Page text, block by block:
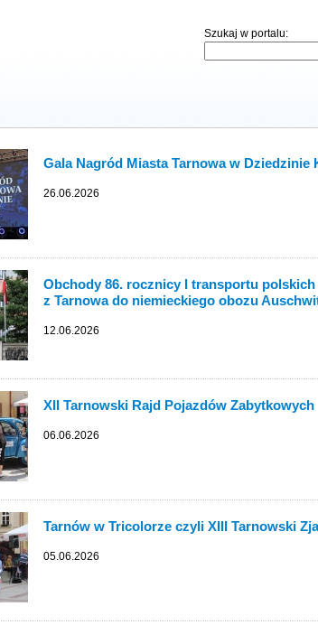
Szukaj w portalu:
Gala Nagród Miasta Tarnowa w Dziedzinie
26.06.2026
Obchody 86. rocznicy I transportu
z Tarnowa do niemieckiego obozu
12.06.2026
XII Tarnowski Rajd Pojazdów Zabytkowych
06.06.2026
Tarnów w Tricolorze czyli XIII Tarnowski
05.06.2026